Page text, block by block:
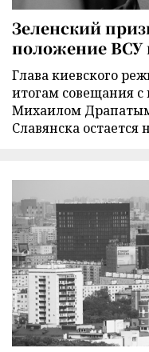
Зеленский
положение ВСУ
Глава киевского
итогам совещания
Михаилом
Славянска остается